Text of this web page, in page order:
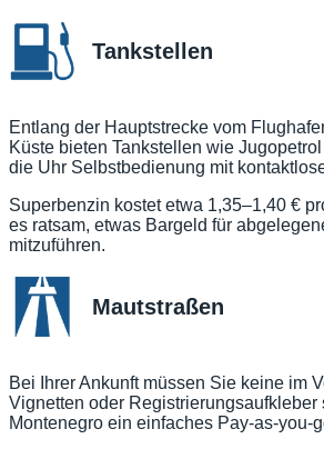
Tankstellen
Entlang der Hauptstrecke vom
Küste bieten Tankstellen wie
die Uhr Selbstbedienung mit
Superbenzin kostet etwa 1,35–1,40 €
es ratsam, etwas Bargeld für
mitzuführen.
Mautstraßen
Bei Ihrer Ankunft müssen Sie keine im
Vignetten oder Registrierungsaufkleber
Montenegro ein einfaches Pay-as-you-